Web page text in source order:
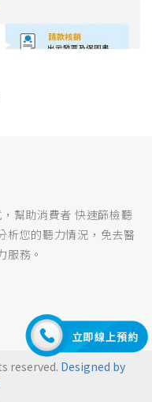
幫助消費者 快速篩檢聽
析您的聽力情況，免去醫
服務。
reserved. Designed by